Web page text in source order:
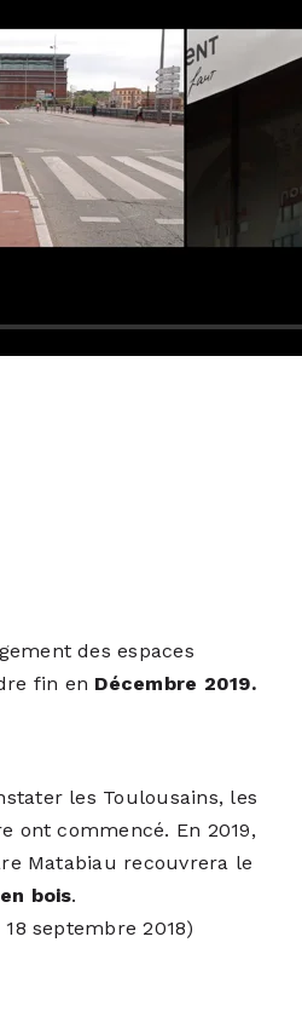
des espaces
fin en Décembre 2019.
les Toulousains, les
ont commencé. En 2019,
Matabiau recouvrera le
bois.
septembre 2018)